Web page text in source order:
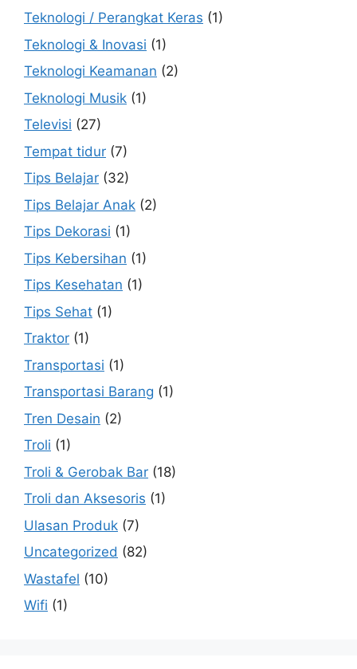
Teknologi / Perangkat Keras (1)
Teknologi & Inovasi (1)
Teknologi Keamanan (2)
Teknologi Musik (1)
Televisi (27)
Tempat tidur (7)
Tips Belajar (32)
Tips Belajar Anak (2)
Tips Dekorasi (1)
Tips Kebersihan (1)
Tips Kesehatan (1)
Tips Sehat (1)
Traktor (1)
Transportasi (1)
Transportasi Barang (1)
Tren Desain (2)
Troli (1)
Troli & Gerobak Bar (18)
Troli dan Aksesoris (1)
Ulasan Produk (7)
Uncategorized (82)
Wastafel (10)
Wifi (1)